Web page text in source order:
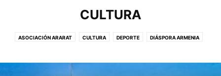
CULTURA
ASOCIACIÓN ARARAT CULTURA DEPORTE DIÁSPORA ARMENIA